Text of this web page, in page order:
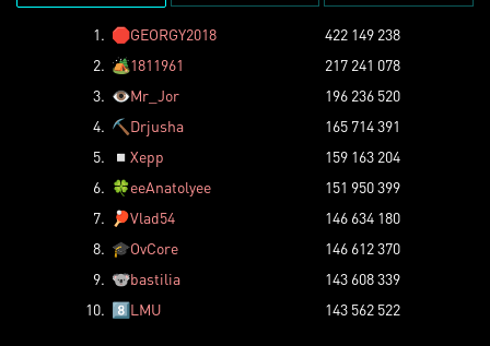
1. 🛑GEORGY2018
422 149 238
2. 🏕️1811961
217 241 078
3. 👁️Mr_Jor
196 236 520
4. ⛏️ Drjusha
165 714 391
5.
◽ Xepp
159 163 204
6. 🍀eeAnatolyee
151 950 399
7.
🏓Vlad54
146 634 180
8. 🎓OvCore
146 612 370
9. 🐨bastilia
143 608 339
10. 8️⃣LMU 143 562 522